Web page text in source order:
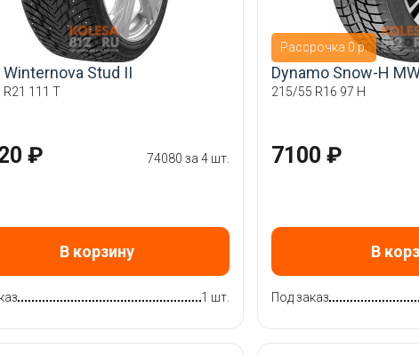
Winternova Stud II
111 T
₽ 74080 за 4 шт.
В корзину
1 шт.
Рассрочка 0 р.
Dynamo Snow-H
215/55 R16 97 H
7100 ₽
В
Под заказ